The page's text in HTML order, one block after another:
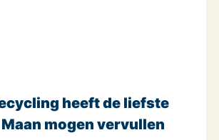
heeft de liefste
mogen vervullen